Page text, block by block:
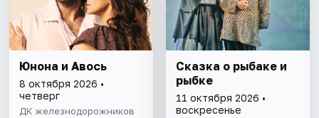
Юнона и Авось
8 октября 2026 •
четверг
ДК железнодорожников
Сказка о рыбаке и
рыбке
11 октября 2026 •
воскресенье